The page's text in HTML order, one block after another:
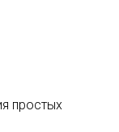
простых